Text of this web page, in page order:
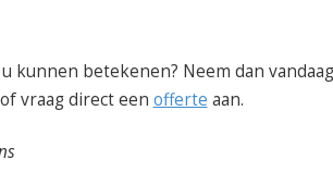
kunnen betekenen? Neem dan
vraag direct een offerte aan.